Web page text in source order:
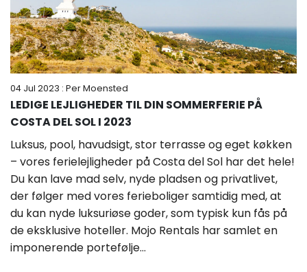
04 Jul 2023 : Per Moensted
LEDIGE LEJLIGHEDER TIL DIN SOMMERFERIE PÅ
COSTA DEL SOL I 2023
Luksus, pool, havudsigt, stor terrasse og eget køkken
– vores ferielejligheder på Costa del Sol har det hele!
Du kan lave mad selv, nyde pladsen og privatlivet,
der følger med vores ferieboliger samtidig med, at
du kan nyde luksuriøse goder, som typisk kun fås på
de eksklusive hoteller. Mojo Rentals har samlet en
imponerende portefølje...